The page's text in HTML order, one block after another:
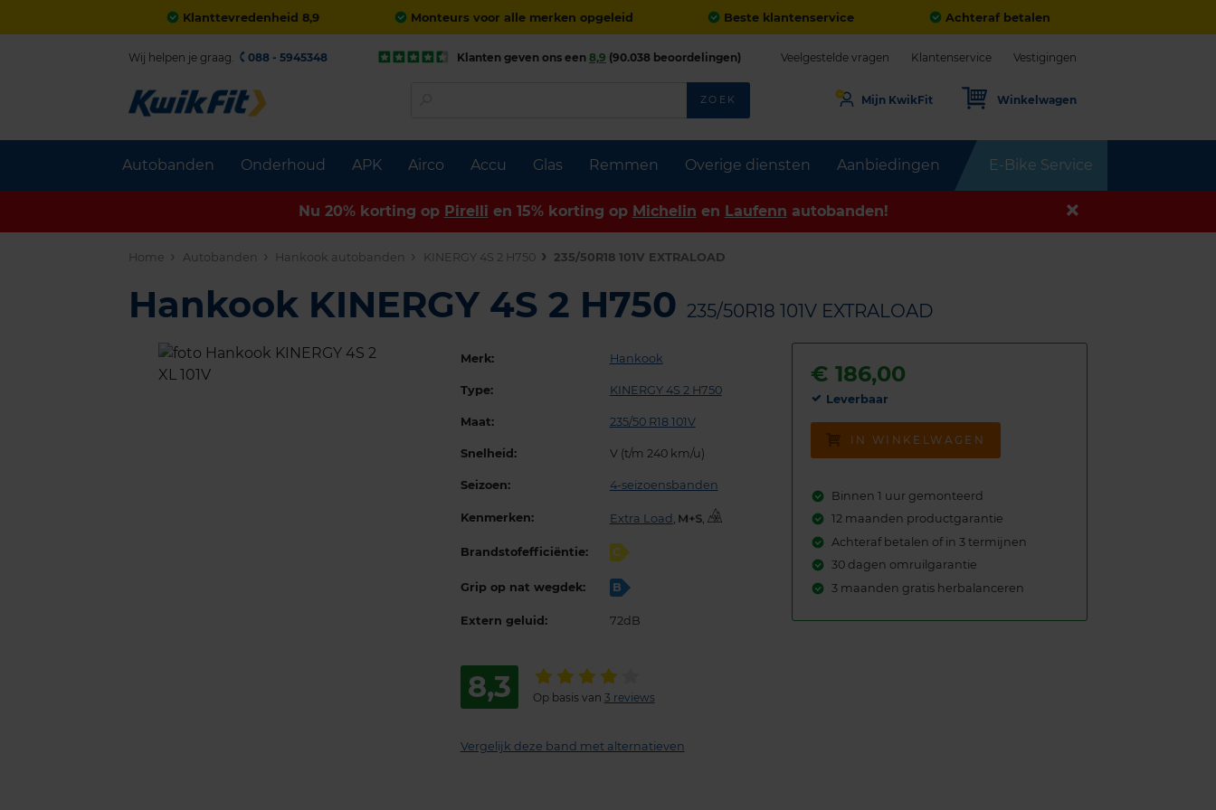
Klanttevredenheid 8,9 Monteurs voor alle merken opgeleid Beste klantenservice Achteraf betalen
Autobanden Onderhoud APK Airco Accu Glas Remmen Overige diensten Aanbiedingen E-Bike Service
Wij helpen je graag. 088 - 5945348 Klanten geven ons een 8,9 (90.038 beoordelingen) Veelgestelde vragen Klantenservice Vestigingen
ZOEK Mijn KwikFit Winkelwagen
Nu 20% korting op Pirelli en 15% korting op Michelin en Laufenn autobanden!
Home Autobanden Hankook autobanden KINERGY 4S 2 H750 235/50R18 101V EXTRALOAD
Hankook KINERGY 4S 2 H750 235/50R18 101V EXTRALOAD
Merk: Hankook
Type: KINERGY 4S 2 H750
Maat: 235/50 R18 101V
Snelheid: V (t/m 240 km/u)
Seizoen: 4-seizoensbanden
Kenmerken: Extra Load , ,
Brandstofefficiëntie: C
Grip op nat wegdek: B
Extern geluid: 72dB
8,3 Op basis van 3 reviews
Vergelijk deze band met alternatieven
€186,00
Leverbaar
IN WINKELWAGEN
Binnen 1 uur gemonteerd
12 maanden productgarantie
Achteraf betalen of in 3 termijnen
30 dagen omruilgarantie
3 maanden gratis herbalanceren